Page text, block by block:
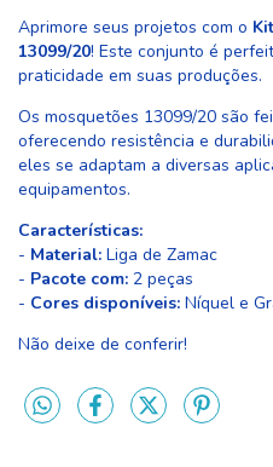
Aprimore seus projetos com o
13099/20! Este conjunto é
praticidade em suas produções.
Os mosquetões 13099/20 são
oferecendo resistência e
eles se adaptam a diversas
equipamentos.
Características:
- Material: Liga de Zamac
- Pacote com: 2 peças
- Cores disponíveis: Níquel e
Não deixe de conferir!